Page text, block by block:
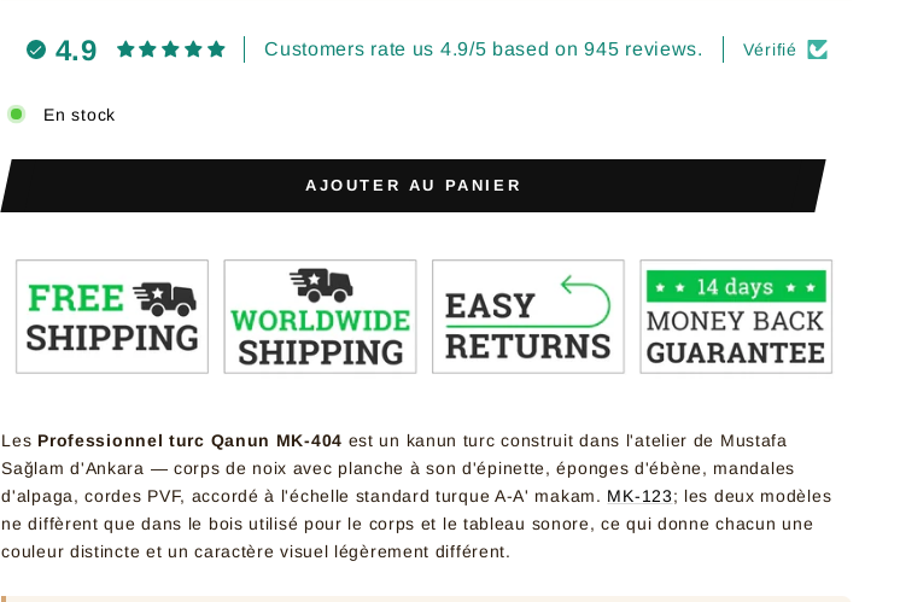
4.9 Customers rate us 4.9/5 based on 945 reviews. Vérifié
En stock
AJOUTER AU PANIER
Les Professionnel turc Qanun MK-404 est un kanun turc construit dans l'atelier de Mustafa
Sağlam d'Ankara — corps de noix avec planche à son d'épinette, éponges d'ébène, mandales
d'alpaga, cordes PVF, accordé à l'échelle standard turque A-A' makam. MK-123; les deux modèles
ne diffèrent que dans le bois utilisé pour le corps et le tableau sonore, ce qui donne chacun une
couleur distincte et un caractère visuel légèrement différent.